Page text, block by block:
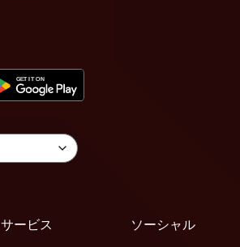
サービス
ソーシャル